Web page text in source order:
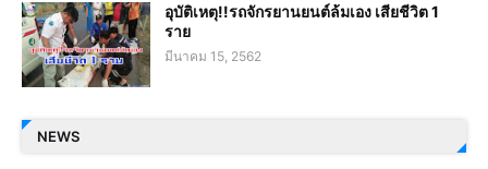
อุบัติเหตุ!!รถจักรยานยนต์ล้มเอง เสียชีวิต 1
ราย
มีนาคม 15, 2562
NEWS